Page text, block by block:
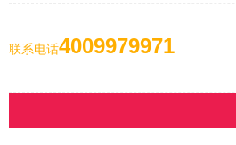
联系电话4009979971